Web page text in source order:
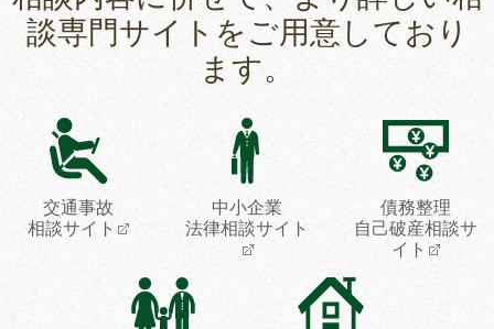
談専門サイトをご用意しており
ます。
交通事故
相談サイト
中小企業
法律相談サイト
債務整理
自己破産相談サ
イト